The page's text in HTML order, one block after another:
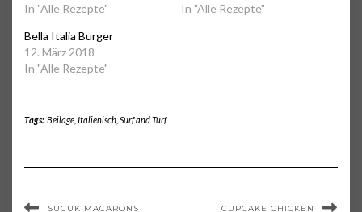
In "Alle Rezepte"
In "Alle Rezepte"
Bella Italia Burger
12. März 2018
In "Alle Rezepte"
Tags: Beilage, Italienisch, Surf and Turf
SUCUK MACARONS CUPCAKE CHICKEN